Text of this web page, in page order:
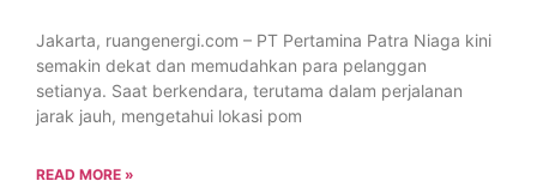
Jakarta, ruangenergi.com – ​PT Pertamina Patra Niaga kini
semakin dekat dan memudahkan para pelanggan
setianya. Saat berkendara, terutama dalam perjalanan
jarak jauh, mengetahui lokasi pom
READ MORE »